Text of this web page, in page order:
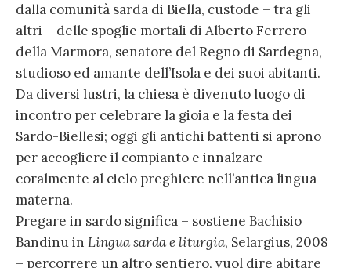
dalla comunità sarda di Biella, custode – tra gli
altri – delle spoglie mortali di Alberto Ferrero
della Marmora, senatore del Regno di Sardegna,
studioso ed amante dell’Isola e dei suoi abitanti.
Da diversi lustri, la chiesa è divenuto luogo di
incontro per celebrare la gioia e la festa dei
Sardo-Biellesi; oggi gli antichi battenti si aprono
per accogliere il compianto e innalzare
coralmente al cielo preghiere nell’antica lingua
materna.
Pregare in sardo significa – sostiene Bachisio
Bandinu in Lingua sarda e liturgia, Selargius, 2008
– percorrere un altro sentiero, vuol dire abitare